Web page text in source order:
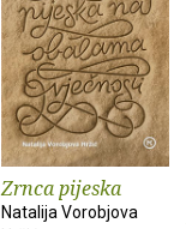
Zrnca pijeska
Natalija Vorobjova